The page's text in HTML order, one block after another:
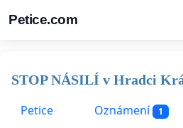
Petice.com
STOP NÁSILÍ v Hradci
Petice
Oznámení 1